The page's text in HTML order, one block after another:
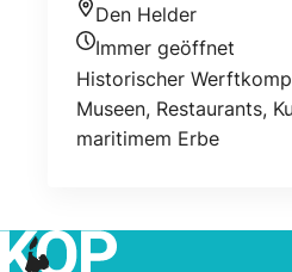
Standort
Den Helder
Heutigen Öffnungszeiten
Immer geöffnet
Historischer
Museen, Restaurants,
maritimem Erbe